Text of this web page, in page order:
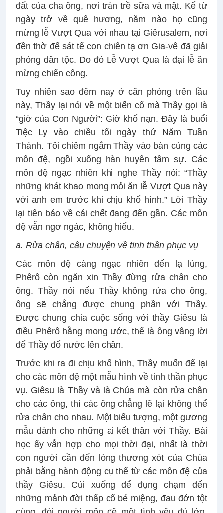
đất của cha ông, nơi tràn trề sữa và mật. Kể từ
ngày trở về quê hương, năm nào họ cũng
mừng lễ Vượt Qua với nhau tại Giêrusalem, nơi
đền thờ để sát tế con chiên tạ ơn Gia-vê đã giải
phóng dân tộc. Do đó Lễ Vượt Qua là đại lễ ăn
mừng chiến công.
Tuy nhiên sao đêm nay ở căn phòng trên lầu
này, Thầy lại nói về một biến cố mà Thầy gọi là
“giờ của Con Người”: Giờ khổ nạn. Đây là buổi
Tiệc Ly vào chiều tối ngày thứ Năm Tuần
Thánh. Tôi chiêm ngắm Thầy vào bàn cùng các
môn đệ, ngồi xuống hàn huyên tâm sự. Các
môn đệ ngạc nhiên khi nghe Thầy nói: “Thầy
những khát khao mong mỏi ăn lễ Vượt Qua này
với anh em trước khi chịu khổ hình.” Lời Thầy
lại tiên báo về cái chết đang đến gần. Các môn
đệ vẫn ngơ ngác, không hiểu.
a. Rửa chân, câu chuyện về tinh thần phục vụ
Các môn đệ càng ngạc nhiên đến lạ lùng,
Phêrô còn ngăn xin Thầy đừng rửa chân cho
ông. Thầy nói nếu Thầy không rửa cho ông,
ông sẽ chẳng được chung phần với Thầy.
Được chung chia cuộc sống với thầy Giêsu là
điều Phêrô hằng mong ước, thế là ông vâng lời
để Thầy đổ nước lên chân.
Trước khi ra đi chịu khổ hình, Thầy muốn để lại
cho các môn đệ một mẫu hình về tinh thần phục
vụ. Giêsu là Thầy và là Chúa mà còn rửa chân
cho các ông, thì các ông chẳng lẽ lại không thể
rửa chân cho nhau. Một biểu tượng, một gương
mẫu dành cho những ai kết thân với Thầy. Bài
học ấy vẫn hợp cho mọi thời đại, nhất là thời
con người cần đến lòng thương xót của Chúa
phải bằng hành động cụ thể từ các môn đệ của
thầy Giêsu. Cúi xuống để đụng chạm đến
những mảnh đời thấp cổ bé miệng, đau đớn tột